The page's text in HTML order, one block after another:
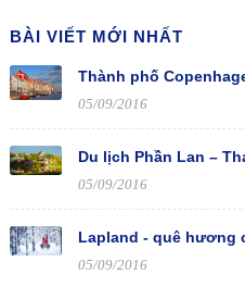
BÀI VIẾT MỚI NHẤT
Thành phố
05/09/2016
Du lịch Phần Lan –
05/09/2016
Lapland - quê hương
05/09/2016